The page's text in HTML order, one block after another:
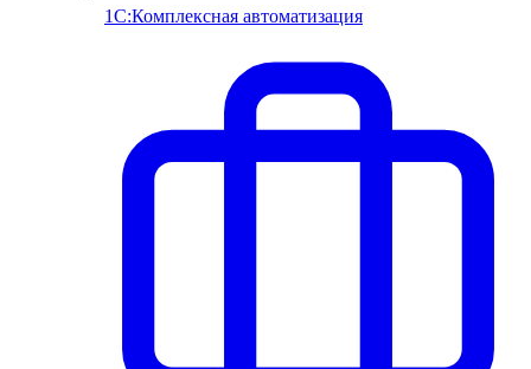
1С:Комплексная автоматизация